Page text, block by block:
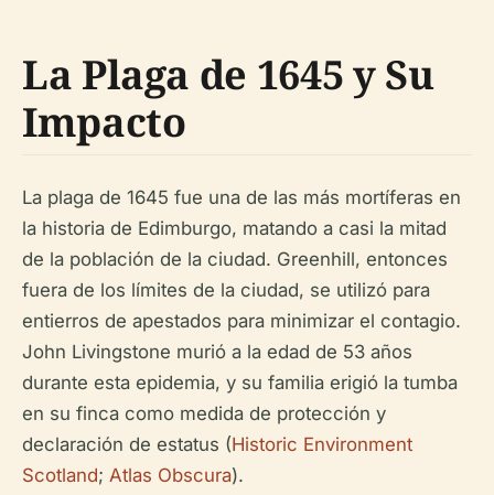
La Plaga de 1645 y Su
Impacto
La plaga de 1645 fue una de las más mortíferas en
la historia de Edimburgo, matando a casi la mitad
de la población de la ciudad. Greenhill, entonces
fuera de los límites de la ciudad, se utilizó para
entierros de apestados para minimizar el contagio.
John Livingstone murió a la edad de 53 años
durante esta epidemia, y su familia erigió la tumba
en su finca como medida de protección y
declaración de estatus (Historic Environment
Scotland; Atlas Obscura).